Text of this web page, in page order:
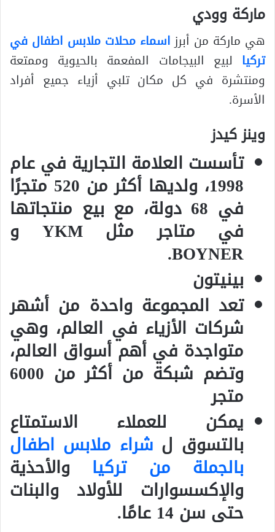
ماركة وودي
هي ماركة من أبرز اسماء محلات ملابس اطفال في
تركيا لبيع البيجامات المفعمة بالحيوية وممتعة
ومنتشرة في كل مكان تلبي أزياء جميع أفراد
الأسرة.
وينز كيدز
تأسست العلامة التجارية في عام
1998، ولديها أكثر من 520 متجرًا
في 68 دولة، مع بيع منتجاتها
في متاجر مثل YKM و
BOYNER.
بينيتون
تعد المجموعة واحدة من أشهر
شركات الأزياء في العالم، وهي
متواجدة في أهم أسواق العالم،
وتضم شبكة من أكثر من 6000
متجر
يمكن للعملاء الاستمتاع
بالتسوق ل شراء ملابس اطفال
بالجملة من تركيا والأحذية
والإكسسوارات للأولاد والبنات
حتى سن 14 عامًا.